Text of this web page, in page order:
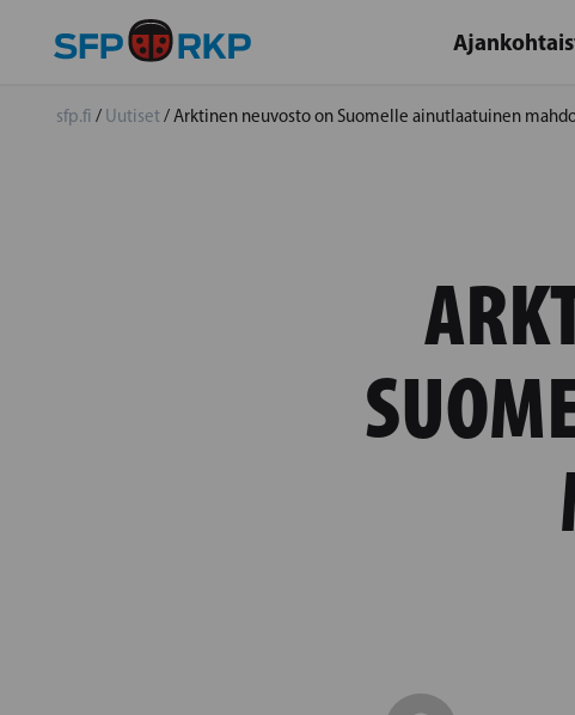
sfp.fi / Uutiset/Arktinen neuvosto on Suomelle ainutlaatuinen